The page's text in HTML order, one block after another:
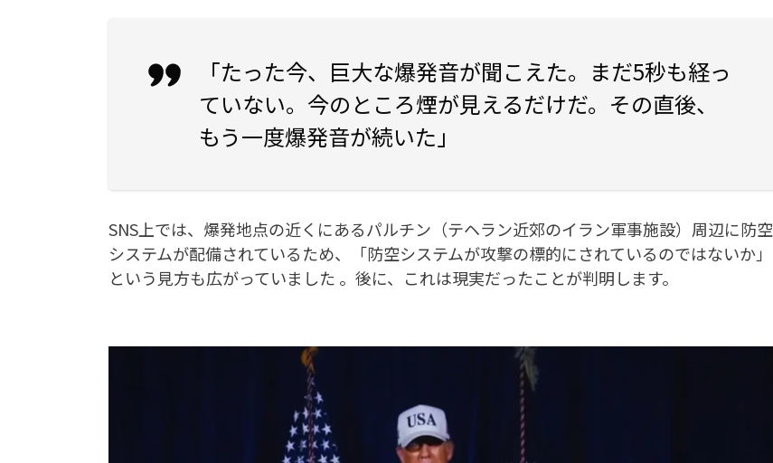
「たった今、巨大な爆発音が聞こえた。まだ5秒も経っ
ていない。今のところ煙が見えるだけだ。その直後、
もう一度爆発音が続いた」
SNS上では、爆発地点の近くにあるパルチン（テヘラン近郊のイラン軍事施設）周辺に防空
システムが配備されているため、「防空システムが攻撃の標的にされているのではないか」
という見方も広がっていました 。後に、これは現実だったことが判明します。